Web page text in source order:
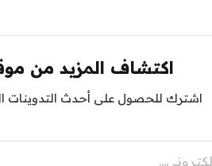
اكتشاف المزيد من
اشترك للحصول على أحدث التدوينات